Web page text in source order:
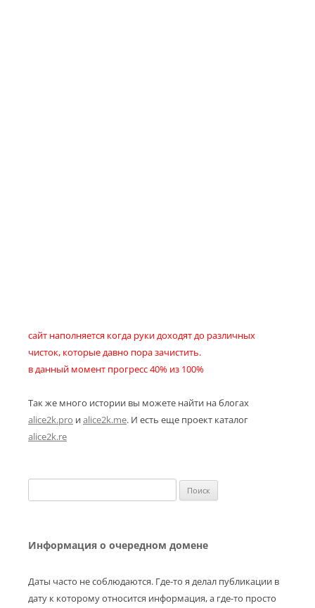
сайт наполняется когда руки доходят до различных
чисток, которые давно пора зачистить.
в данный момент прогресс 40% из 100%
Так же много истории вы можете найти на блогах
alice2k.pro иalice2k.me. И есть еще проект каталог
alice2k.re
Информация о очередном домене
Даты часто не соблюдаются. Где-то я делал публикации в
дату к которому относится информация, а где-то просто